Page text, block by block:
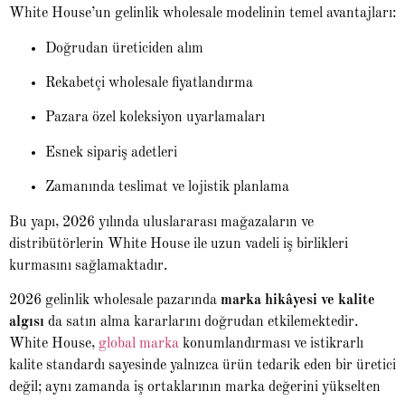
White House’un gelinlik wholesale modelinin temel avantajları:
Doğrudan üreticiden alım
Rekabetçi wholesale fiyatlandırma
Pazara özel koleksiyon uyarlamaları
Esnek sipariş adetleri
Zamanında teslimat ve lojistik planlama
Bu yapı, 2026 yılında uluslararası mağazaların ve
distribütörlerin White House ile uzun vadeli iş birlikleri
kurmasını sağlamaktadır.
2026 gelinlik wholesale pazarında marka hikâyesi ve kalite
algısı da satın alma kararlarını doğrudan etkilemektedir.
White House, global marka konumlandırması ve istikrarlı
kalite standardı sayesinde yalnızca ürün tedarik eden bir üretici
değil; aynı zamanda iş ortaklarının marka değerini yükselten